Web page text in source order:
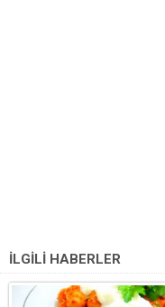
İLGİLİ HABERLER